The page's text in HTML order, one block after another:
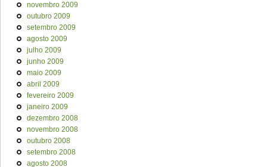
novembro 2009
outubro 2009
setembro 2009
agosto 2009
julho 2009
junho 2009
maio 2009
abril 2009
fevereiro 2009
janeiro 2009
dezembro 2008
novembro 2008
outubro 2008
setembro 2008
agosto 2008